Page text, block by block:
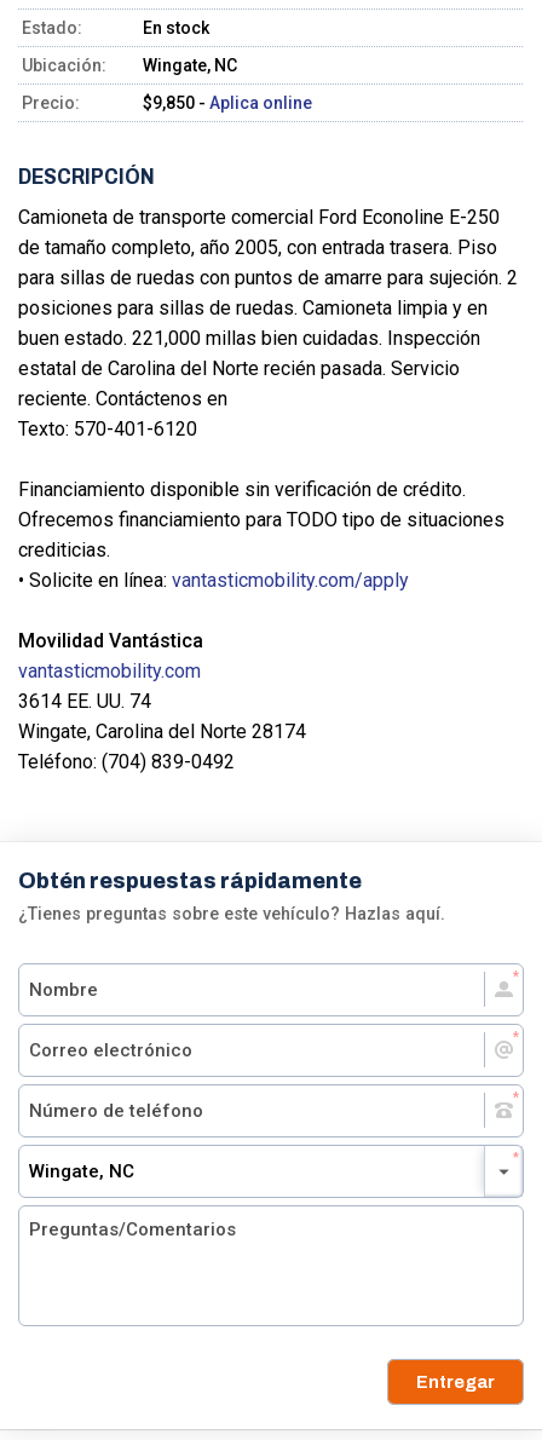
Estado:
En stock
Ubicación:
Wingate, NC
Precio:
$9,850 - Aplica online
DESCRIPCIÓN
Camioneta de transporte comercial Ford Econoline E-250
de tamaño completo, año 2005, con entrada trasera. Piso
para sillas de ruedas con puntos de amarre para sujeción. 2
posiciones para sillas de ruedas. Camioneta limpia y en
buen estado. 221,000 millas bien cuidadas. Inspección
estatal de Carolina del Norte recién pasada. Servicio
reciente. Contáctenos en
Texto: 570-401-6120
Financiamiento disponible sin verificación de crédito.
Ofrecemos financiamiento para TODO tipo de situaciones
crediticias.
• Solicite en línea: vantasticmobility.com/apply
Movilidad Vantástica
vantasticmobility.com
3614 EE. UU. 74
Wingate, Carolina del Norte 28174
Teléfono: (704) 839-0492
Obtén respuestas rápidamente
¿Tienes preguntas sobre este vehículo? Hazlas aquí.
Wingate, NC
Entregar